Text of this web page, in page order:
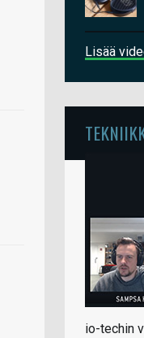
Lisää
io-techin